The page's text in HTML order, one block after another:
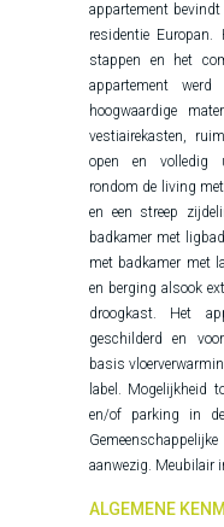
appartement
residentie
stappen en het
appartement werd
hoogwaardige
vestiairekasten,
open en volledig
rondom de living
en een streep
badkamer met
met badkamer met
en berging alsook
droogkast. Het
geschilderd en
basis
label. Mogelijkheid
en/of parking in
aanwezig. Meubilair
ALGEMENE